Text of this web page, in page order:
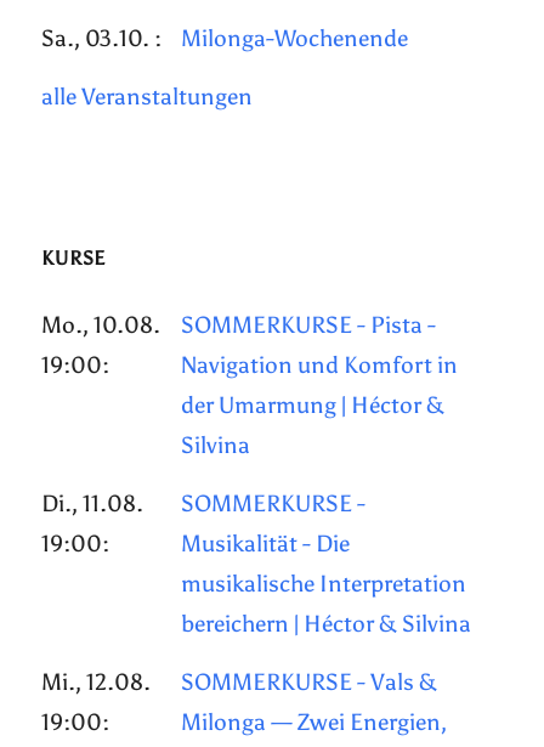
Sa., 03.10. : Milonga-Wochenende
alle Veranstaltungen
KURSE
Mo., 10.08.
19:00:
SOMMERKURSE - Pista -
Navigation und Komfort in
der Umarmung | Héctor &
Silvina
Di., 11.08.
19:00:
SOMMERKURSE -
Musikalität - Die
musikalische Interpretation
bereichern | Héctor & Silvina
Mi., 12.08.
19:00:
SOMMERKURSE - Vals &
Milonga — Zwei Energien,